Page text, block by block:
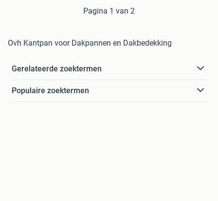
Pagina 1 van 2
Ovh Kantpan voor Dakpannen en Dakbedekking
Gerelateerde zoektermen
Populaire zoektermen